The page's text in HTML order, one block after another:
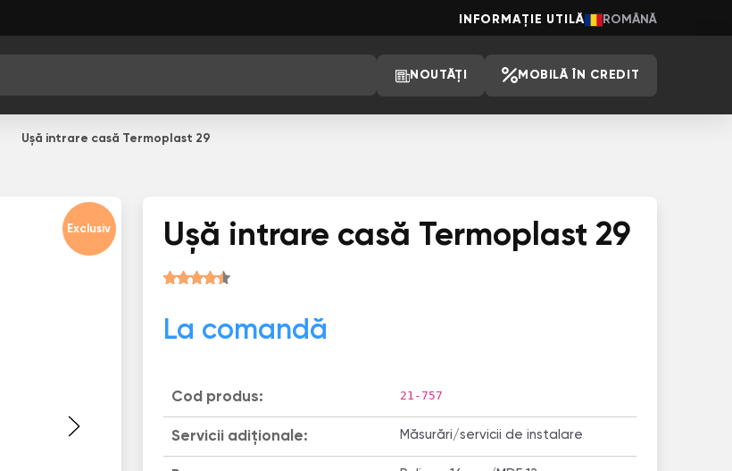
INFORMAȚIE UTILĂ ROMÂNĂ
NOUTĂȚI MOBILĂ ÎN CREDIT
Ușă intrare casă Termoplast 29
Exclusiv Ușă intrare casă Termoplast 29
La comandă
Cod produs: 21-757
Servicii adiționale: Măsurări/servicii de instalare